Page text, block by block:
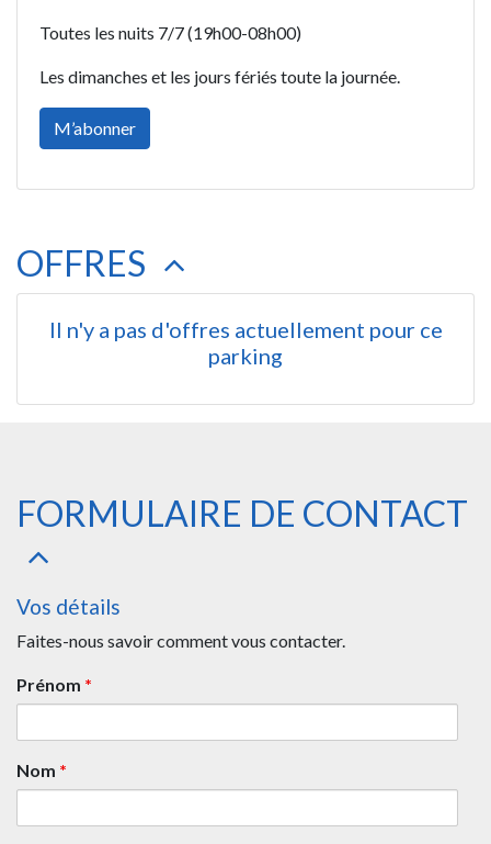
Toutes les nuits 7/7 (19h00-08h00)
Les dimanches et les jours fériés toute la journée.
M’abonner
OFFRES
Il n'y a pas d'offres actuellement pour ce
parking
FORMULAIRE DE CONTACT
Vos détails
Faites-nous savoir comment vous contacter.
Prénom *
Nom *